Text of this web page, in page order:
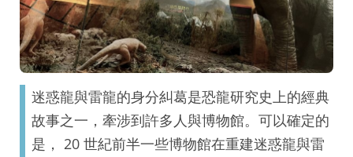
迷惑龍與雷龍的身分糾葛是恐龍研究史上的經典
故事之一，牽涉到許多人與博物館。可以確定的
是， 20 世紀前半一些博物館在重建迷惑龍與雷